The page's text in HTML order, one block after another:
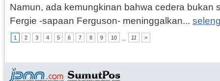
Namun, ada kemungkinan bahwa cedera bukan
Fergie -sapaan Ferguson- meninggalkan...
1 2 3 4 5 6 7 8 9 10 11 >